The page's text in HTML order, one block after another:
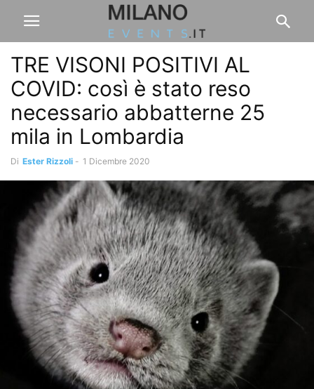
TRE VISONI POSITIVI AL
COVID: così è stato reso
necessario abbatterne 25
mila in Lombardia
Di Ester Rizzoli - 1 Dicembre 2020